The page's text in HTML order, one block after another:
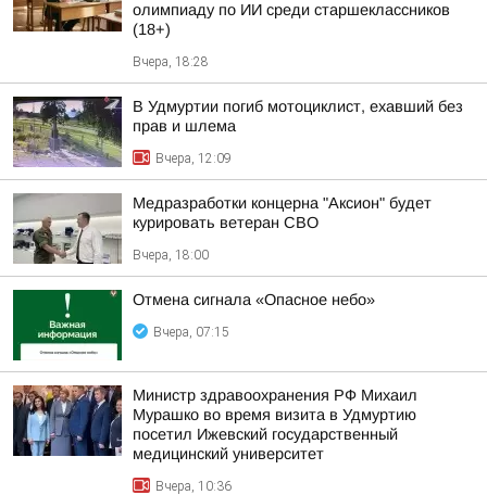
олимпиаду по ИИ среди старшеклассников
(18+)
Вчера, 18:28
В Удмуртии погиб мотоциклист, ехавший без
прав и шлема
Вчера, 12:09
Медразработки концерна "Аксион" будет
курировать ветеран СВО
Вчера, 18:00
Отмена сигнала «Опасное небо»
Вчера, 07:15
Министр здравоохранения РФ Михаил
Мурашко во время визита в Удмуртию
посетил Ижевский государственный
медицинский университет
Вчера, 10:36